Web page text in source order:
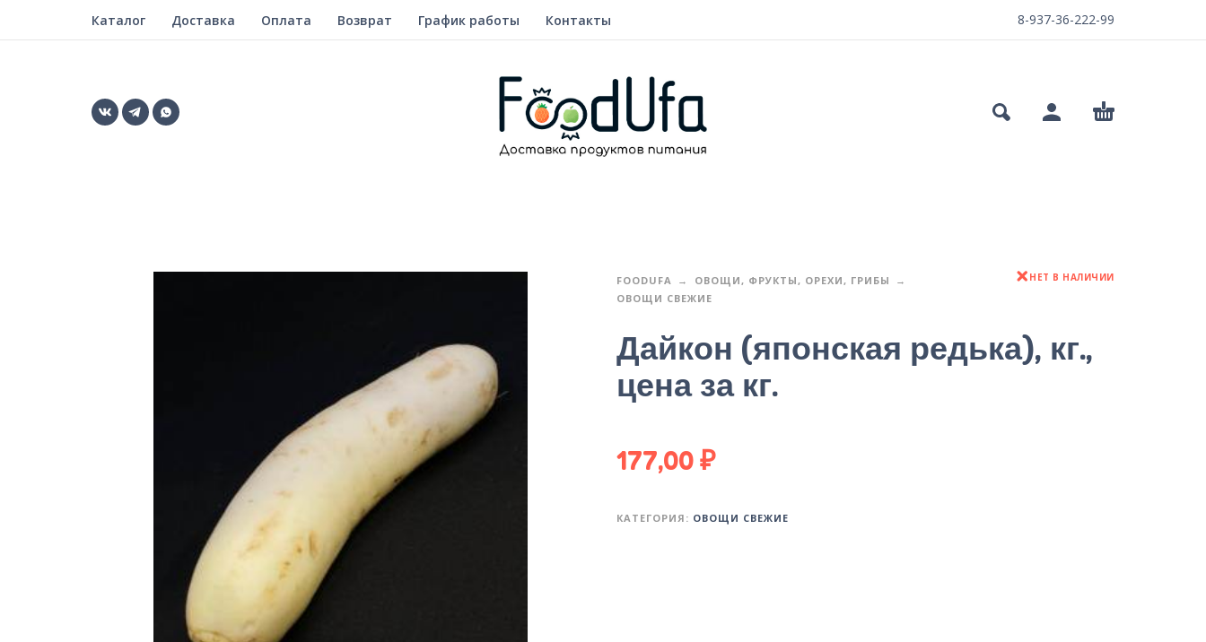
Каталог Доставка Оплата Возврат График работы Контакты 8-937-36-222-99
FOODUFA
ОВОЩИ, ФРУКТЫ, ОРЕХИ, ГРИБЫ
ОВОЩИ СВЕЖИЕ
НЕТ В НАЛИЧИИ
Дайкон (японская редька), кг.,
цена за кг.
177,00₽
КАТЕГОРИЯ: ОВОЩИ СВЕЖИЕ